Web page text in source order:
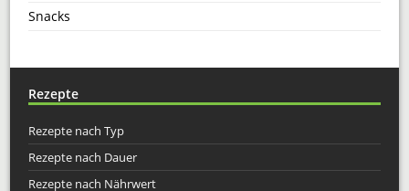
Snacks
Rezepte
Rezepte nach Typ
Rezepte nach Dauer
Rezepte nach Nährwert